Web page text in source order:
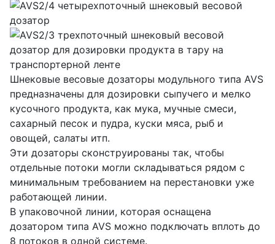
Шнековые весовые дозаторы модульного типа AVS
предназначены для дозировки сыпучего и мелко
кусочного продукта, как мука, мучные смеси,
сахарный песок и пудра, куски мяса, рыб и
овощей, салаты итп.
Эти дозаторы сконструированы так, чтобы
отдельные потоки могли складываться рядом с
минимальным требованием на перестановки уже
работающей линии.
В упаковочной линии, которая оснащена
дозатором типа AVS можно подключать вплоть до
8 потоков в одной системе.